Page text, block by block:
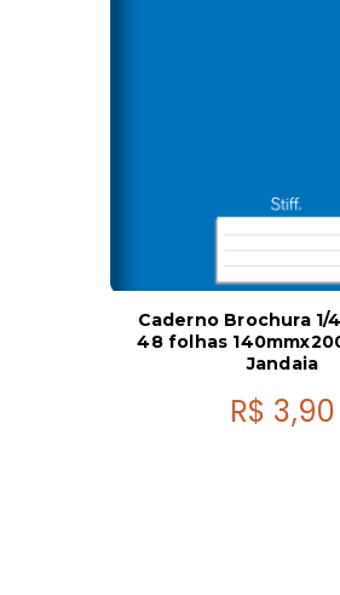
Caderno Brochura 1/
48 folhas
Jandaia
R$ 3,90